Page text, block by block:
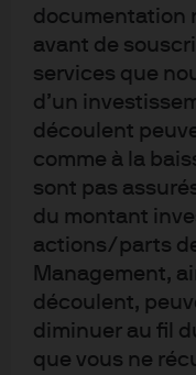
documentation
avant de
services que
d’un
découlent
comme à la
sont pas
du montant
actions/parts
Management,
découlent,
diminuer au fil
que vous ne
sont pas assurés
montant investi.
passés ne
présents ou futurs.
à la réalisation des
Management est
de gestion d’actifs
réseau mondial
autorisées par la
susceptibles d’être
communications
but de vérifier leur
juridiques et
internes. Les
collectées,
Asset
privacy-policy.